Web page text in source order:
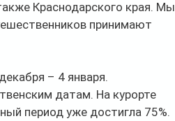
Краснодарского края. Мы
принимают
– 4 января.
датам. На курорте
период уже достигла 75%.